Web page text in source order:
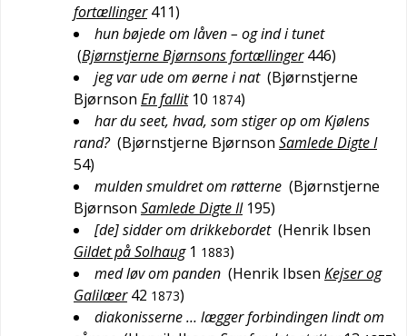
fortællinger 411)
hun bøjede om låven – og ind i tunet
(Bjørnstjerne Bjørnsons fortællinger 446)
jeg var ude om øerne i nat (Bjørnstjerne
Bjørnson En fallit 10 1874)
har du seet, hvad, som stiger op om Kjølens
rand? (Bjørnstjerne Bjørnson Samlede Digte I
54)
mulden smuldret om røtterne (Bjørnstjerne
Bjørnson Samlede Digte II 195)
[de] sidder om drikkebordet (Henrik Ibsen
Gildet på Solhaug 1 1883)
med løv om panden (Henrik Ibsen Kejser og
Galilæer 42 1873)
diakonisserne … lægger forbindingen lindt om